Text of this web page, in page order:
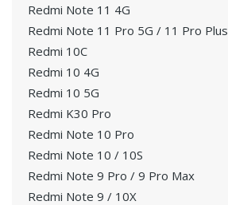
Redmi Note 11 4G
Redmi Note 11 Pro 5G / 11 Pro Plus
Redmi 10C
Redmi 10 4G
Redmi 10 5G
Redmi K30 Pro
Redmi Note 10 Pro
Redmi Note 10 / 10S
Redmi Note 9 Pro / 9 Pro Max
Redmi Note 9 / 10X